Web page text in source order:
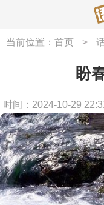
当前位置： 首页 >
盼
时间：2024-10-29